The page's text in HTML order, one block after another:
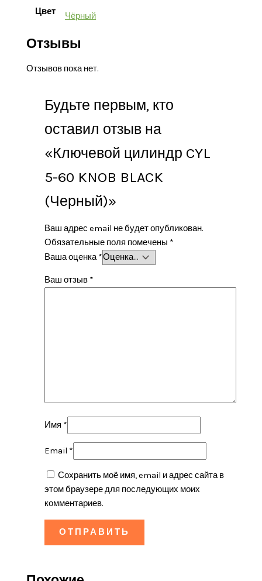
Цвет Чёрный
Отзывы
Отзывов пока нет.
Будьте первым, кто
оставил отзыв на
«Ключевой цилиндр CYL
5-60 KNOB BLACK
(Черный)»
Ваш адрес email не будет опубликован.
Обязательные поля помечены *
Ваша оценка*
Ваш отзыв *
Имя *
Email *
Сохранить моё имя, email и адрес сайта в
этом браузере для последующих моих
комментариев.